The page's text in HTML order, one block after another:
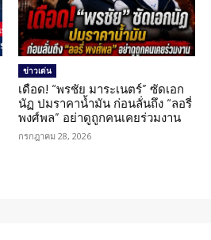
ข่าวเด่น
เดือด! “พรชัย มาระเนตร์” ซัดเอก
นัฏ ปมราคาน้ำมัน ก่อนลั่นถึง “ลอรี่
พงศ์พล” อย่าดูถูกคนเคยร่วมงาน
กรกฎาคม 28, 2026